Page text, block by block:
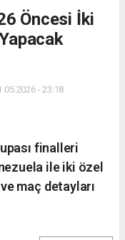
Öncesi İki
- 23:18
finalleri
ile iki özel
maç detayları